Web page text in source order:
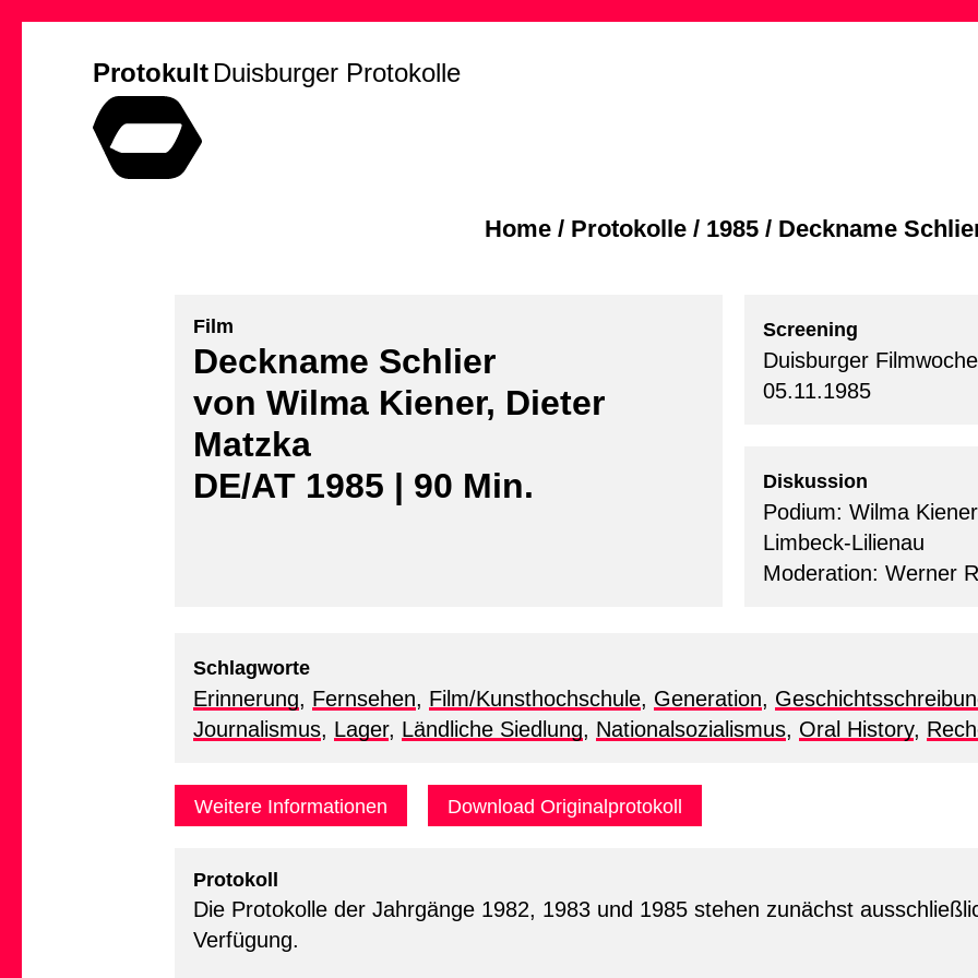
Protokult Duisburger Protokolle
Home/ Protokolle/ 1985/ Deckname
Film
Deckname Schlier
von Wilma Kiener, Dieter
Matzka
DE/AT 1985 | 90 Min.
Screening
Duisburger
05.11.1985
Diskussion
Podium: Wilma
Limbeck-Lilienau
Moderation: Werner
Schlagworte
Erinnerung, Fernsehen, Film/Kunsthochschule, Generation,
Journalismus, Lager, Ländliche Siedlung, Nationalsozialismus, Oral History,
Weitere Informationen Download Originalprotokoll
Protokoll
Die Protokolle der Jahrgänge 1982, 1983 und 1985 stehen zunächst
Verfügung.